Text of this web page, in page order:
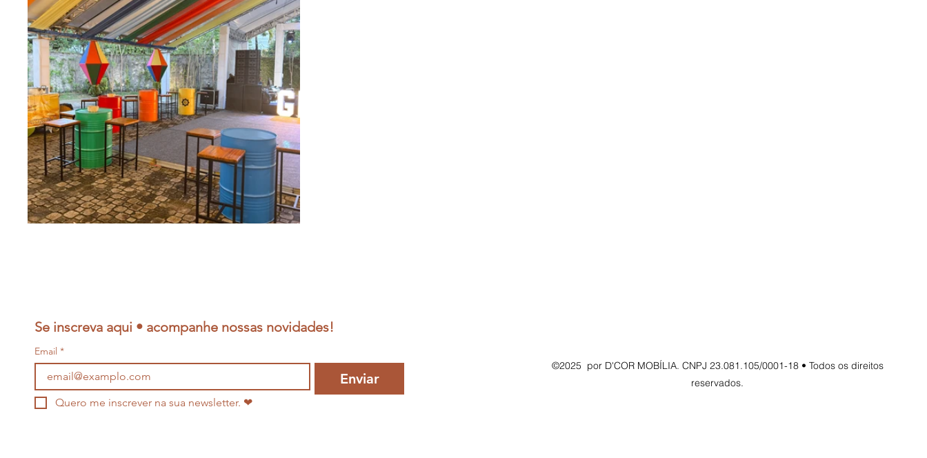
Se inscreva aqui • acompanhe nossas novidades!
Email *
Enviar
Quero me inscrever na sua newsletter. ❤
©2025 por D'COR MOBÍLIA. CNPJ 23.081.105/0001-18 • Todos os direitos
reservados.